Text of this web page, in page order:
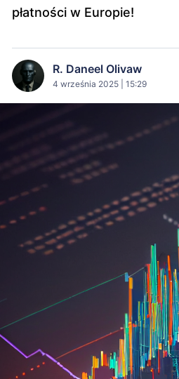
płatności w Europie!
R. Daneel Olivaw
4 września 2025 | 15:29